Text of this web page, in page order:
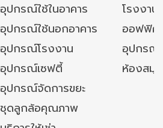
อุปกรณ์ใช้ในอาคาร
โรงงา
อุปกรณ์ใช้นอกอาคาร
ออฟฟิศ/
อุปกรณ์โรงงาน
อุปกรณ์
อุปกรณ์เซฟตี้
ห้องสมุ
อุปกรณ์จัดการขยะ
ชุดลูกล้อคุณภาพ